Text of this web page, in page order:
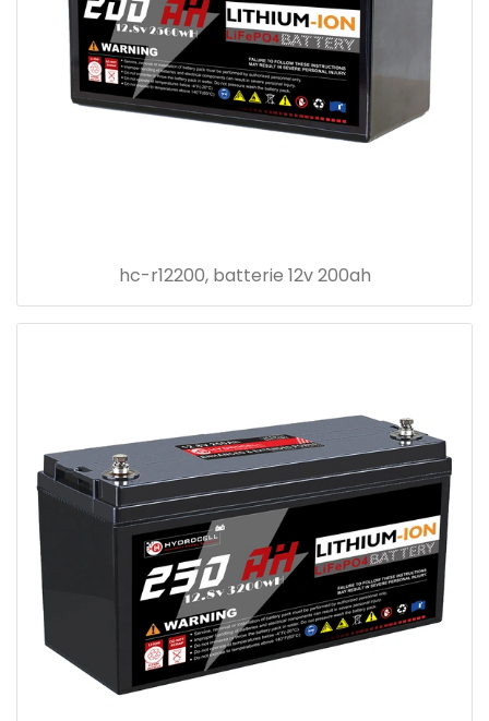
hc-r12200, batterie 12v 200ah